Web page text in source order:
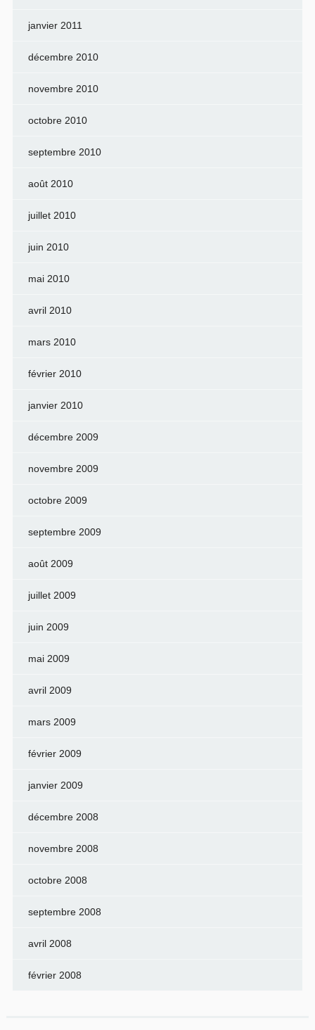
janvier 2011
décembre 2010
novembre 2010
octobre 2010
septembre 2010
août 2010
juillet 2010
juin 2010
mai 2010
avril 2010
mars 2010
février 2010
janvier 2010
décembre 2009
novembre 2009
octobre 2009
septembre 2009
août 2009
juillet 2009
juin 2009
mai 2009
avril 2009
mars 2009
février 2009
janvier 2009
décembre 2008
novembre 2008
octobre 2008
septembre 2008
avril 2008
février 2008